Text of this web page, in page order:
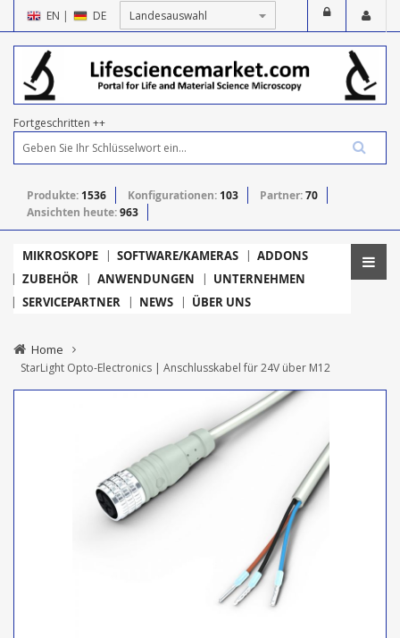
EN | DE
Fortgeschritten ++
Produkte: 1536 Konfigurationen: 103 Partner:70
Ansichten heute:963
MIKROSKOPE SOFTWARE/KAMERAS
ADDONS
ZUBEHÖR
ANWENDUNGEN
UNTERNEHMEN
SERVICEPARTNER
NEWS ÜBER UNS
Home
StarLight Opto-Electronics | Anschlusskabel für 24V über M12